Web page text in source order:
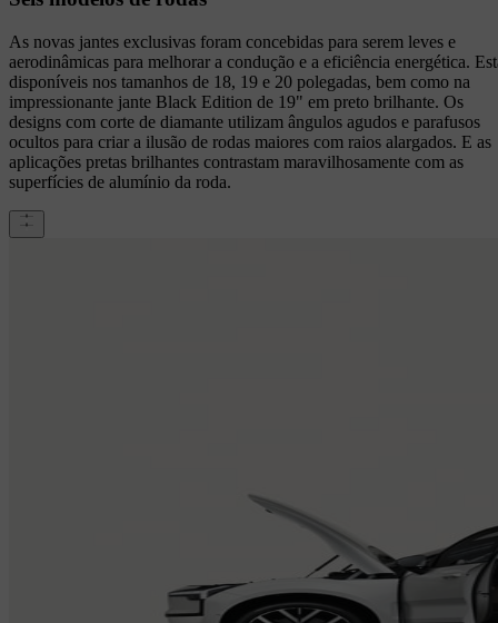
As novas jantes exclusivas foram concebidas para serem leves e
aerodinâmicas para melhorar a condução e a eficiência energética.
disponíveis nos tamanhos de 18, 19 e 20 polegadas, bem como na
impressionante jante Black Edition de 19" em preto brilhante. Os
designs com corte de diamante utilizam ângulos agudos e parafusos
ocultos para criar a ilusão de rodas maiores com raios alargados. E as
aplicações pretas brilhantes contrastam maravilhosamente com as
superfícies de alumínio da roda.